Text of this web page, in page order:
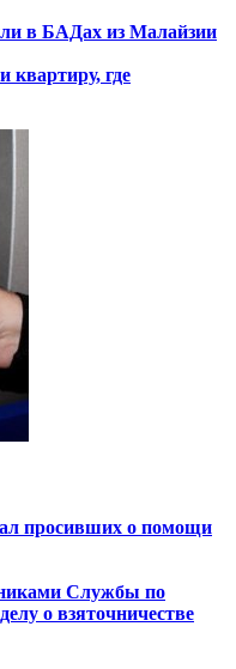
в БАДах из Малайзии
квартиру, где
просивших о помощи
Службы по
о взяточничестве